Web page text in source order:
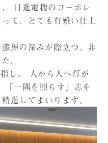
日進電機のコーポレ
て、とても有難い仕上
黒の深みが際立つ、非
。
し、 人から人へ灯が
一隅を照らす」志を
進してまいります。